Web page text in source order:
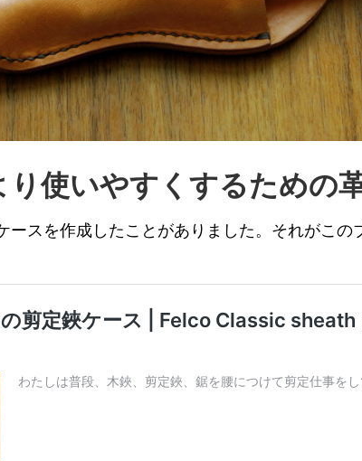
り使いやすくするための
ースを作成したことがありました。それがこの